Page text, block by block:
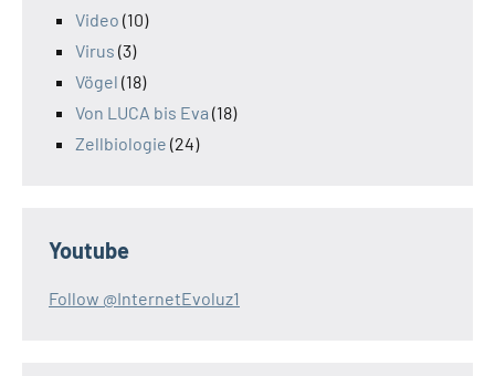
Video (10)
Virus (3)
Vögel (18)
Von LUCA bis Eva (18)
Zellbiologie (24)
Youtube
Follow @InternetEvoluz1